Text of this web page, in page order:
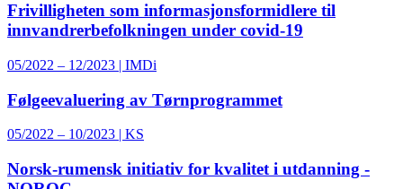
Frivilligheten som informasjonsformidlere til
innvandrerbefolkningen under covid-19
05/2022 – 12/2023 | IMDi
Følgeevaluering av Tørnprogrammet
05/2022 – 10/2023 | KS
Norsk-rumensk initiativ for kvalitet i utdanning -